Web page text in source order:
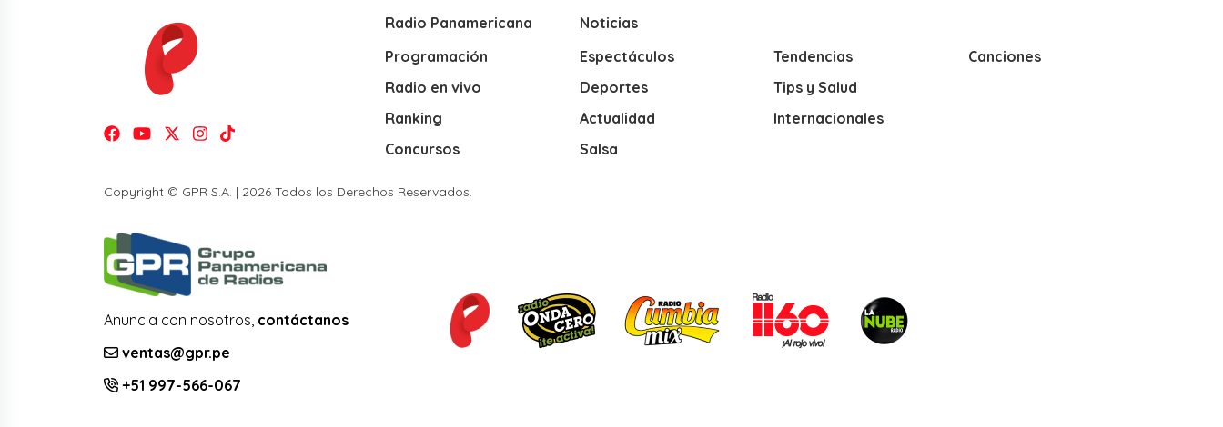
Radio Panamericana
Programación
Radio en vivo
Ranking
Concursos
Noticias
Espectáculos
Deportes
Actualidad
Salsa
Tendencias
Tips y Salud
Internacionales
Canciones
Copyright © GPR S.A. | 2026 Todos los Derechos Reservados.
Anuncia con nosotros, contáctanos
ventas@gpr.pe
+51 997-566-067